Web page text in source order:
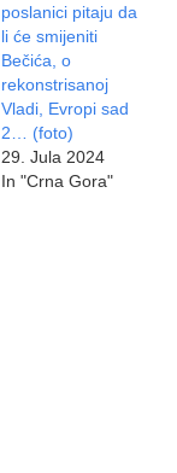
poslanici pitaju da
li će smijeniti
Bečića, o
rekonstrisanoj
Vladi, Evropi sad
2… (foto)
29. Jula 2024
In "Crna Gora"